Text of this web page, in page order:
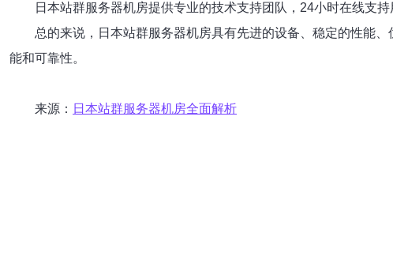
日本站群服务器机房提供专业的技术支持团队，24小时在线支
总的来说，日本站群服务器机房具有先进的设备、稳定的性能
能和可靠性。
来源： 日本站群服务器机房全面解析